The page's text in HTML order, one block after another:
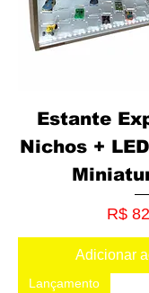
Estante
Nichos +
Preço
R$
Adicionar
Lançamento